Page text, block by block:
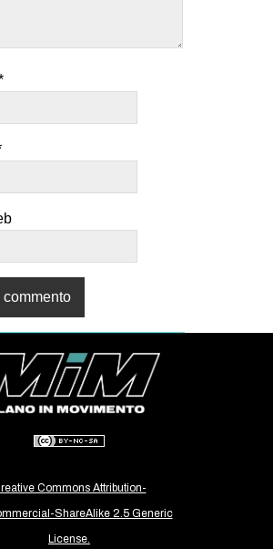
MONDO
EVENTI
bsky
ms
SEARCH
Commons Attribution-
ShareAlike 2.5 Generic
License.